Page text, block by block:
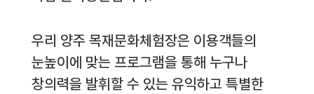
우리 양주 목재문화체험장은 이용객들의
눈높이에 맞는 프로그램을 통해 누구나
창의력을 발휘할 수 있는 유익하고 특별한